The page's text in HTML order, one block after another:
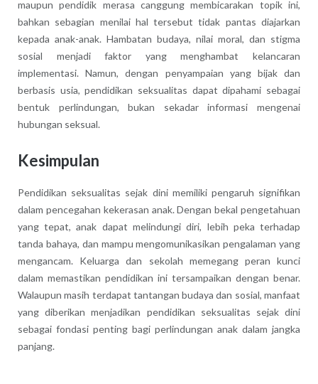
maupun pendidik merasa canggung membicarakan topik ini,
bahkan sebagian menilai hal tersebut tidak pantas diajarkan
kepada anak-anak. Hambatan budaya, nilai moral, dan stigma
sosial menjadi faktor yang menghambat kelancaran
implementasi. Namun, dengan penyampaian yang bijak dan
berbasis usia, pendidikan seksualitas dapat dipahami sebagai
bentuk perlindungan, bukan sekadar informasi mengenai
hubungan seksual.
Kesimpulan
Pendidikan seksualitas sejak dini memiliki pengaruh signifikan
dalam pencegahan kekerasan anak. Dengan bekal pengetahuan
yang tepat, anak dapat melindungi diri, lebih peka terhadap
tanda bahaya, dan mampu mengomunikasikan pengalaman yang
mengancam. Keluarga dan sekolah memegang peran kunci
dalam memastikan pendidikan ini tersampaikan dengan benar.
Walaupun masih terdapat tantangan budaya dan sosial, manfaat
yang diberikan menjadikan pendidikan seksualitas sejak dini
sebagai fondasi penting bagi perlindungan anak dalam jangka
panjang.